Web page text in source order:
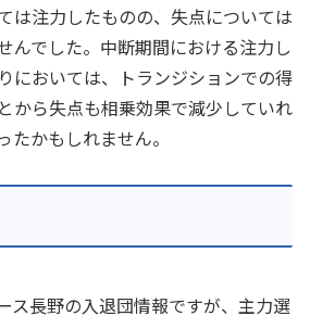
は注力したものの、失点については
んでした。中断期間における注力し
においては、トランジションでの得
から失点も相乗効果で減少していれ
たかもしれません。
ス長野の入退団情報ですが、主力選